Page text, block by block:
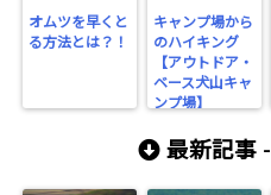
オムツを早くと
る方法とは？！
キャンプ場から
のハイキング
【アウトドア・
ベース犬山キャ
ンプ場】
最新記事 -